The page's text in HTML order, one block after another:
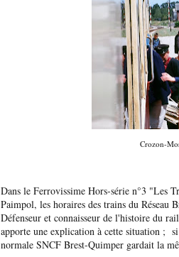
Crozon-
Dans le Ferrovissime Hors-série n°3 "Les
Paimpol, les horaires des trains du Réseau
Défenseur et connaisseur de l'histoire du
apporte une explication à cette situation ;
normale SNCF Brest-Quimper gardait la